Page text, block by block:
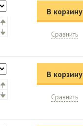
В корзину
Сравнить
В корзину
Сравнить